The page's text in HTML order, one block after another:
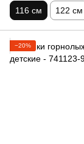
116 см 122 см
−20%